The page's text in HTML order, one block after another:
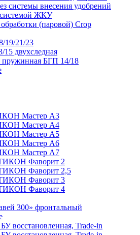
системы внесения удобрений
системой ЖКУ
(паровой) Crop
19/21/23
15 двухследная
пружинная БГП 14/18
Мастер А3
Мастер А4
Мастер А5
Мастер А6
Мастер А7
Фаворит 2
Фаворит 2,5
Фаворит 3
Фаворит 4
300» фронтальный
восстановленная, Trade-in